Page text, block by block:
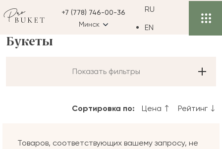
+7 (778) 746-00-36
Минск
RU
EN
Букеты
Показать фильтры
Сортировка по: Цена Рейтинг
Товаров, соответствующих вашему запросу, не